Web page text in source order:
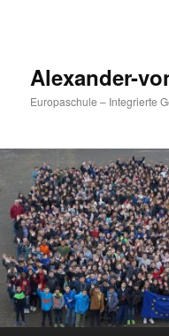
Alexander-
Europaschule – Integrierte